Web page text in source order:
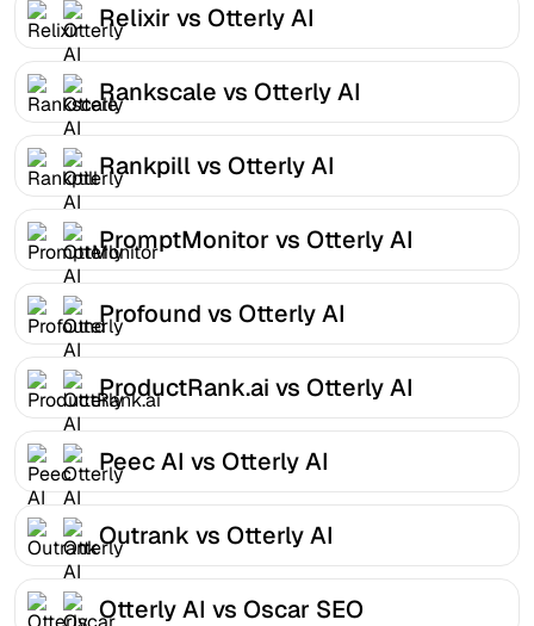
Relixir vs Otterly AI
Rankscale vs Otterly AI
Rankpill vs Otterly AI
PromptMonitor vs Otterly AI
Profound vs Otterly AI
ProductRank.ai vs Otterly AI
Peec AI vs Otterly AI
Outrank vs Otterly AI
Otterly AI vs Oscar SEO